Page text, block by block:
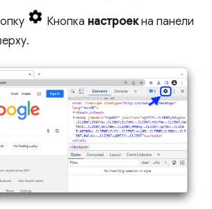
Кнопка настроекна панели